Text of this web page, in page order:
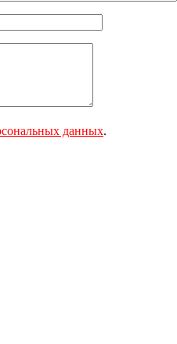
данных.